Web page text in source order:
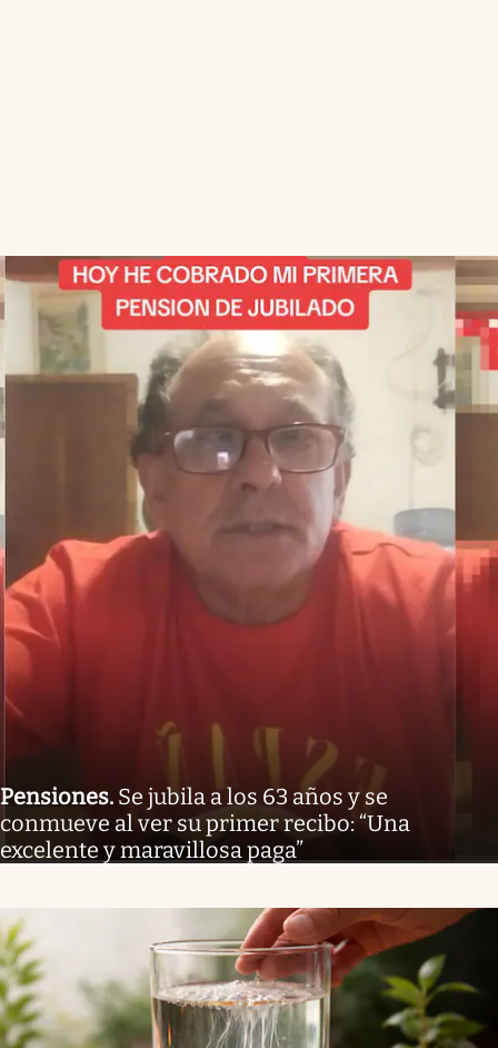
Pensiones. Se jubila a los 63 años y se
conmueve al ver su primer recibo: “Una
excelente y maravillosa paga”